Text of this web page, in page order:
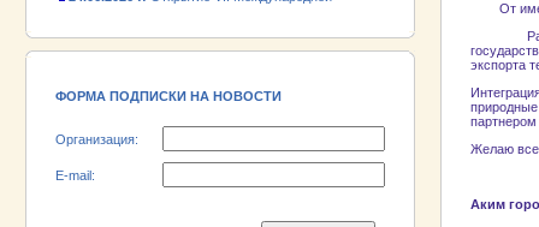
18.06.2026 ::Участник выставки «EXPO EURASIA
электромашиностроительный завод»!
ФОРМА ПОДПИСКИ НА НОВОСТИ
Организация:
E-mail:
От
Рад
экспорта
Желаю
Аким